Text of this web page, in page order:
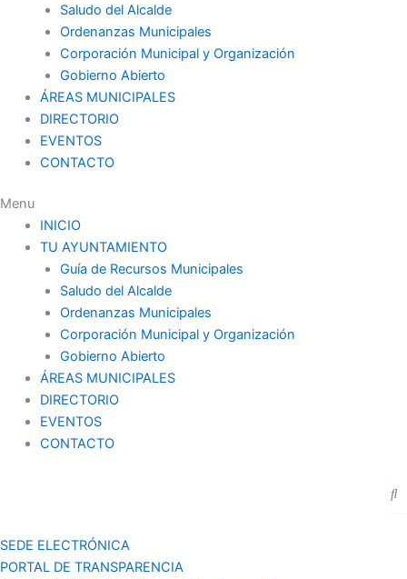
Saludo del Alcalde
Ordenanzas Municipales
Corporación Municipal y Organización
Gobierno Abierto
ÁREAS MUNICIPALES
DIRECTORIO
EVENTOS
CONTACTO
Menu
INICIO
TU AYUNTAMIENTO
Guía de Recursos Municipales
Saludo del Alcalde
Ordenanzas Municipales
Corporación Municipal y Organización
Gobierno Abierto
ÁREAS MUNICIPALES
DIRECTORIO
EVENTOS
CONTACTO
SEDE ELECTRÓNICA
PORTAL DE TRANSPARENCIA